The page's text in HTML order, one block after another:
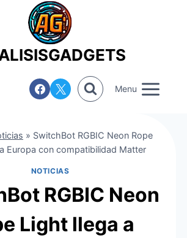
Menu
» SwitchBot RGBIC Neon Rope
Europa con compatibilidad Matter
NOTICIAS
RGBIC Neon
Light llega a